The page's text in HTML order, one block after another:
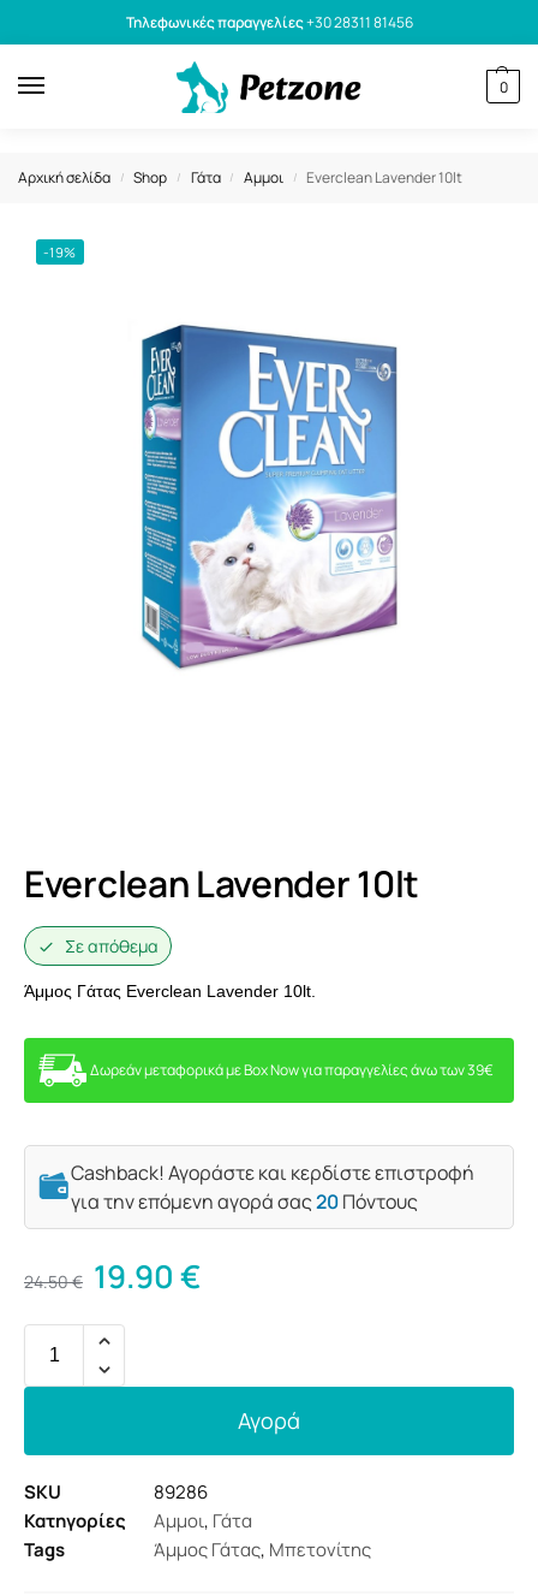
Τηλεφωνικές παραγγελίες+30 28311 81456
0
Αρχική σελίδα / Shop / Γάτα / Αμμοι / Everclean Lavender 10lt
-19%
Everclean Lavender 10lt
Σε απόθεμα
Άμμος Γάτας Everclean Lavender 10lt.
Δωρεάν μεταφορικά με Box Now για παραγγελίες άνω των 39€
Cashback! Αγοράστε και κερδίστε επιστροφή
για την επόμενη αγορά σας20Πόντους
24.50€ 19.90€
Αγορά
SKU
89286
Κατηγορίες
Αμμοι, Γάτα
Tags
Άμμος Γάτας, Μπετονίτης